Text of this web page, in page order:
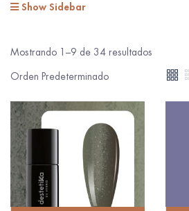
Show Sidebar
Mostrando 1–9 de 34 resultados